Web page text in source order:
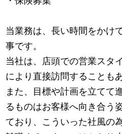
当業務は、長い時間をかけ
事です。
当社は、店頭での営業スタ
により直接訪問することも
また、目標や計画を立てて
るものはお客様へ向き合う
ており、こういった社風の